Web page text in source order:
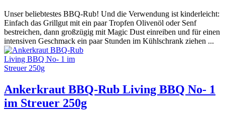
Unser beliebtestes BBQ-Rub! Und die Verwendung ist kinderleicht:
Einfach das Grillgut mit ein paar Tropfen Olivenöl oder Senf
bestreichen, dann großzügig mit Magic Dust einreiben und für einen
intensiven Geschmack ein paar Stunden im Kühlschrank ziehen ...
Ankerkraut BBQ-Rub Living BBQ No- 1
im Streuer 250g